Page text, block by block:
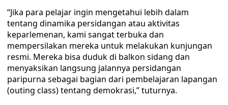
“Jika para pelajar ingin mengetahui lebih dalam
tentang dinamika persidangan atau aktivitas
keparlemenan, kami sangat terbuka dan
mempersilakan mereka untuk melakukan kunjungan
resmi. Mereka bisa duduk di balkon sidang dan
menyaksikan langsung jalannya persidangan
paripurna sebagai bagian dari pembelajaran lapangan
(outing class) tentang demokrasi,” tuturnya.